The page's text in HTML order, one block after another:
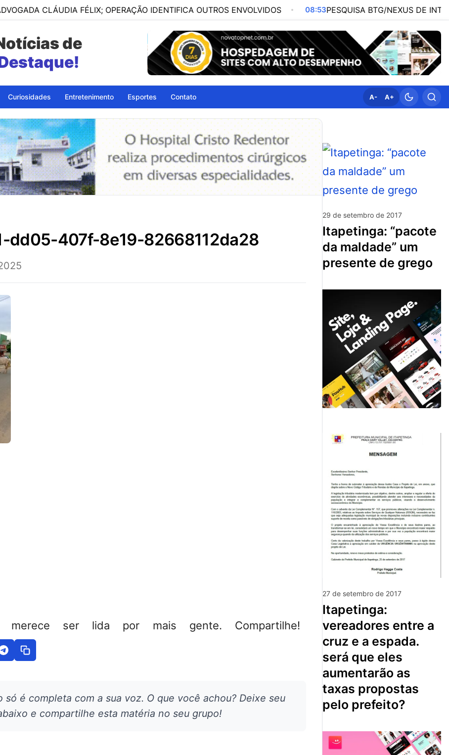
FÉLIX; OPERAÇÃO IDENTIFICA OUTROS ENVOLVIDOS 08:53PESQUISA BTG/NEXUS DE INTENÇÃO DE
de
- BA
Curiosidades Entretenimento Esportes Contato A- A+
dd05-407f-8e19-82668112da28
merece ser lida por mais gente. Compartilhe!
só é completa com a sua voz. O que você achou? Deixe seu
e compartilhe esta matéria no seu grupo!
29 de setembro de 2017
itapetinga: “pacote
da maldade” um
presente de grego
27 de setembro de 2017
itapetinga:
vereadores entre a
cruz e a espada.
será que eles
aumentarão as
taxas propostas
pelo prefeito?